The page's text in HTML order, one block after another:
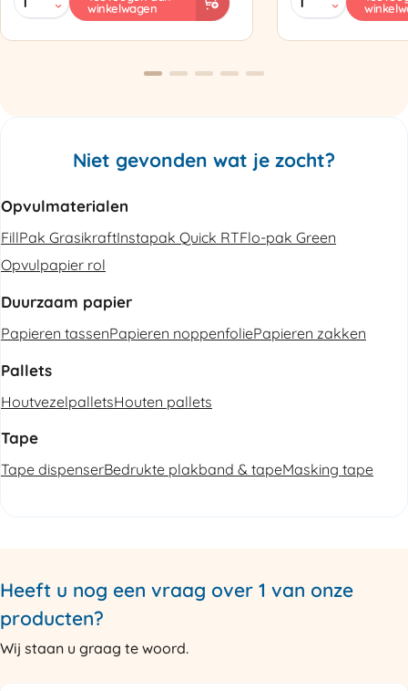
PAK'R
Refurbished
winkelwagen
ZP97
aantal
Niet gevonden wat je zocht?
Opvulmaterialen
FillPak GrasikraftInstapak Quick RTFlo-pak Green
Opvulpapier rol
Duurzaam papier
Papieren tassenPapieren noppenfoliePapieren zakken
Pallets
HoutvezelpalletsHouten pallets
Tape
Tape dispenserBedrukte plakband & tapeMasking tape
Heeft u nog een vraag over 1 van onze
producten?
Wij staan u graag te woord.